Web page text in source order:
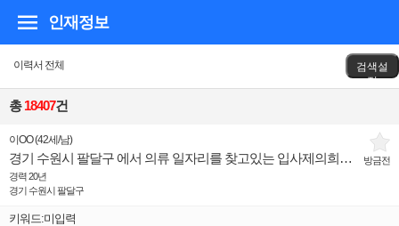
인재정보
이력서 전체
검색설
정
총18407건
방금전
이OO(42세 /남)
경기 수원시 팔달구 에서 의류 일자리를 찾고있는 입사제의희망 인재입니다.
경력 20년
경기 수원시 팔달구
키워드:미입력